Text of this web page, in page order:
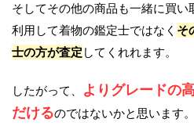
そしてその他の商品も一緒に買
利用して着物の鑑定士ではなく そ
士の方が査定 してくれれます。
したがって、
よりグレードの
だけるのではないかと思います。